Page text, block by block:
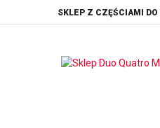
SKLEP Z CZĘŚCIAMI DO